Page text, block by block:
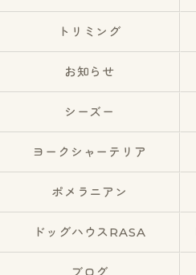
トリミング
お知らせ
シーズー
ヨークシャーテリア
ポメラニアン
ドッグハウスRASA